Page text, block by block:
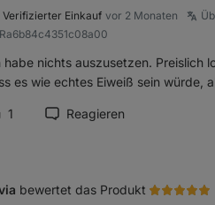
Verifizierter Einkauf vor 2 Monaten
habe nichts auszusetzen. Preislich
es wie echtes Eiweiß sein würde,
als hilfreich markieren
1 Reagieren
bewertet das Produkt